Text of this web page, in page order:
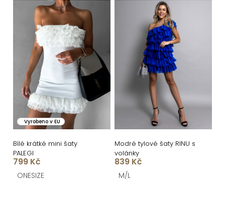
Vyrobeno v EU
Bílé krátké mini šaty
PALEGI
799 Kč
ONESIZE
Modré tylové šaty RINU s
volánky
839 Kč
M/L